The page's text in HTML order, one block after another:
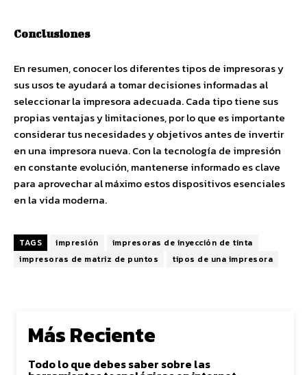
Conclusiones
En resumen, conocer los diferentes tipos de impresoras y
sus usos te ayudará a tomar decisiones informadas al
seleccionar la impresora adecuada. Cada tipo tiene sus
propias ventajas y limitaciones, por lo que es importante
considerar tus necesidades y objetivos antes de invertir
en una impresora nueva. Con la tecnología de impresión
en constante evolución, mantenerse informado es clave
para aprovechar al máximo estos dispositivos esenciales
en la vida moderna.
TAGS impresión
impresoras de inyección de tinta
impresoras de matriz de puntos
tipos de una impresora
Más Reciente
Todo lo que debes saber sobre las